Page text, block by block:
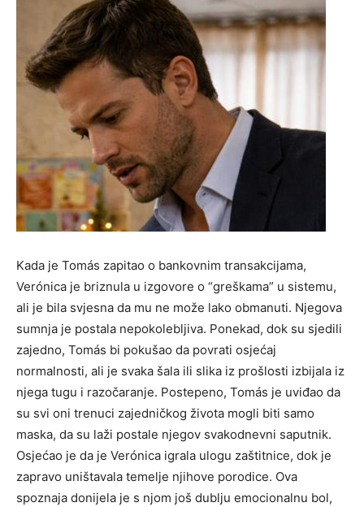
Kada je Tomás zapitao o bankovnim transakcijama,
Verónica je briznula u izgovore o “greškama” u sistemu,
ali je bila svjesna da mu ne može lako obmanuti. Njegova
sumnja je postala nepokolebljiva. Ponekad, dok su sjedili
zajedno, Tomás bi pokušao da povrati osjećaj
normalnosti, ali je svaka šala ili slika iz prošlosti izbijala iz
njega tugu i razočaranje. Postepeno, Tomás je uviđao da
su svi oni trenuci zajedničkog života mogli biti samo
maska, da su laži postale njegov svakodnevni saputnik.
Osjećao je da je Verónica igrala ulogu zaštitnice, dok je
zapravo uništavala temelje njihove porodice. Ova
spoznaja donijela je s njom još dublju emocionalnu bol,